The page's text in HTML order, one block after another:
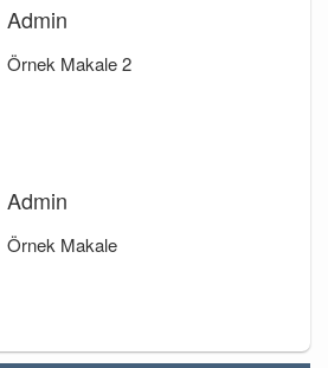
Admin
Örnek Makale 2
Admin
Örnek Makale